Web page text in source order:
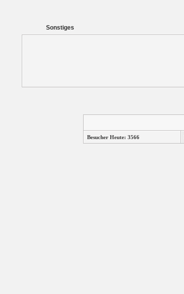
Sonstiges
Besucher Heute: 3566